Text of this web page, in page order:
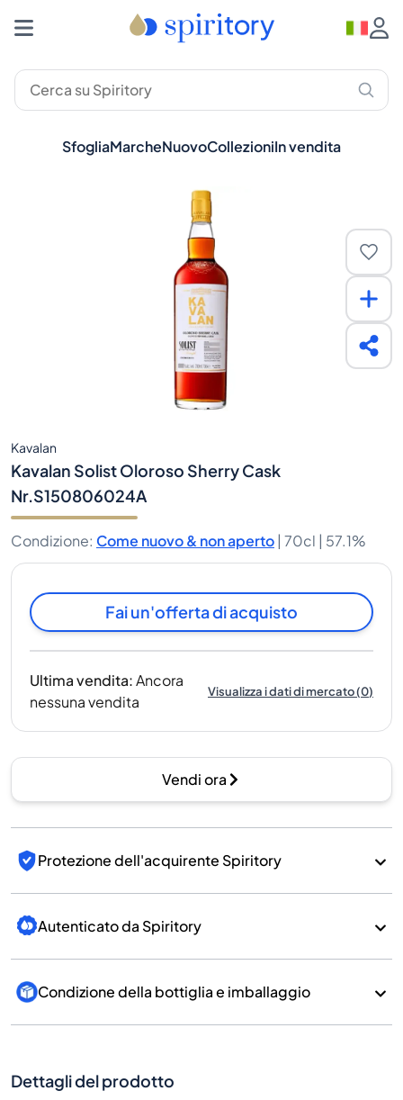
SfogliaMarcheNuovoCollezioniIn vendita
Kavalan
Kavalan Solist Oloroso Sherry Cask
Nr.S150806024A
Condizione: Come nuovo & non aperto | 70cl | 57.1%
Fai un'offerta di acquisto
Ultima vendita:Ancora
nessuna vendita
Visualizza i dati di mercato(0)
Vendi ora
Protezione dell'acquirente Spiritory
Autenticato da Spiritory
Condizione della bottiglia e imballaggio
Dettagli del prodotto